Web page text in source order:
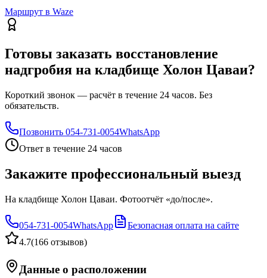
Маршрут в Waze
Готовы заказать восстановление
надгробия на кладбище Холон Цаваи?
Короткий звонок — расчёт в течение 24 часов. Без
обязательств.
Позвонить 054-731-0054WhatsApp
Ответ в течение 24 часов
Закажите профессиональный выезд
На кладбище Холон Цаваи. Фотоотчёт «до/после».
054-731-0054WhatsApp
Безопасная оплата на сайте
4.7(166 отзывов)
Данные о расположении